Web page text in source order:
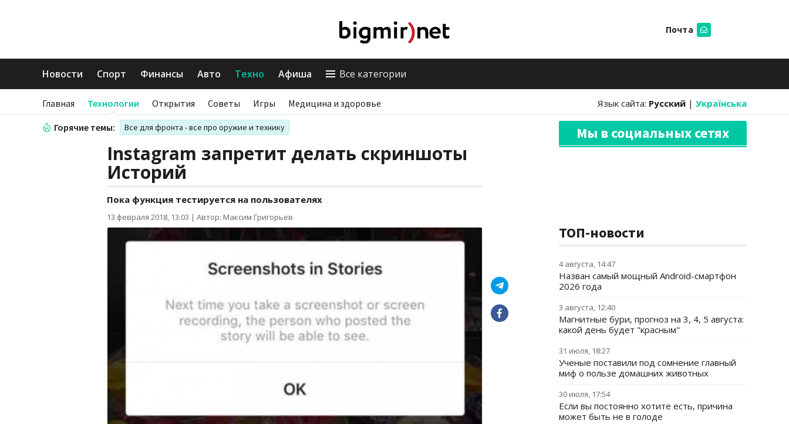
Почта
Новости Спорт Финансы Авто Техно Афиша Все категории
Главная Технологии Открытия Советы Игры Медицина и здоровье Язык сайта: Русский | Українська
Горячие темы: Все для фронта - все про оружие и технику
Instagram запретит делать скриншоты
Историй
Пока функция тестируется на пользователях
13 февраля 2018, 13:03 | Автор: Максим Григорьев
Мы в социальных сетях
ТОП-новости
4 августа, 14:47
Назван самый мощный Android-смартфон
2026 года
3 августа, 12:40
Магнитные бури, прогноз на 3, 4, 5 августа:
какой день будет "красным"
31 июля, 18:27
Ученые поставили под сомнение главный
миф о пользе домашних животных
30 июля, 17:54
Если вы постоянно хотите есть, причина
может быть не в голоде